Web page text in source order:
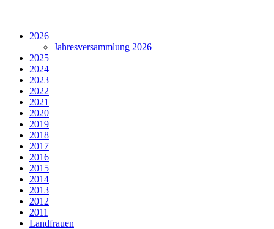
2026
Jahresversammlung 2026
2025
2024
2023
2022
2021
2020
2019
2018
2017
2016
2015
2014
2013
2012
2011
Landfrauen